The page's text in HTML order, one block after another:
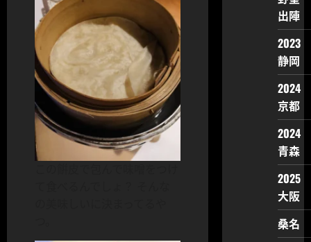
出陣
2023
静岡
2024
京都
2024
青森
2025
大阪
桑名